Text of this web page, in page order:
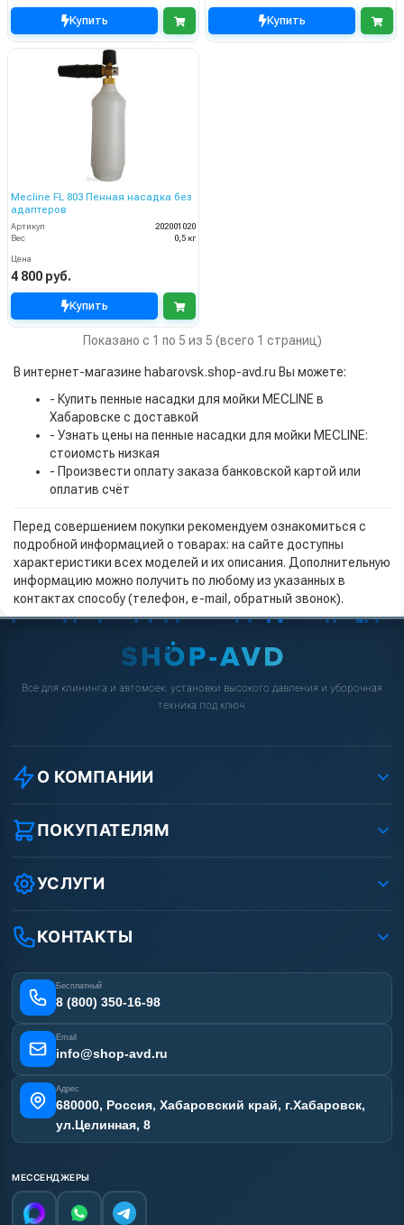
Купить Купить
Mecline FL 803 Пенная насадка без
адаптеров
Артикул
202001020
Вес
0,5 кг
Цена
4 800 руб.
Купить
Показано с 1 по 5 из 5 (всего 1 страниц)
В интернет-магазине habarovsk.shop-avd.ru Вы можете:
- Купить пенные насадки для мойки MECLINE в
Хабаровске с доставкой
- Узнать цены на пенные насадки для мойки MECLINE:
стоиомсть низкая
- Произвести оплату заказа банковской картой или
оплатив счёт
Перед совершением покупки рекомендуем ознакомиться с
подробной информацией о товарах: на сайте доступны
характеристики всех моделей и их описания. Дополнительную
информацию можно получить по любому из указанных в
контактах способу (телефон, e-mail, обратный звонок).
Всё для клининга и автомоек: установки высокого давления и уборочная
техника под ключ.
О КОМПАНИИ
О компании
Реквизиты ООО «Шоп АВД»
Защита данных клиента
Условия соглашения
Вакансии
Статьи
ПОКУПАТЕЛЯМ
Как заказать?
Оплата
Доставка
Лизинг
Получить скидку
УСЛУГИ
Ремонт АВД
Сертификаты
Наши работы
Отзывы наших клиентов
Карта сайта
КОНТАКТЫ
Бесплатный
8 (800) 350-16-98
Email
info@shop-avd.ru
Адрес
680000, Россия, Хабаровский край, г.Хабаровск,
ул.Целинная, 8
МЕССЕНДЖЕРЫ